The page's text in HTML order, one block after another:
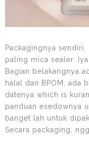
Packagingnya
paling mica sealer.
Bagian belakangnya
halal dan BPOM, ada
datenya which is
panduan esedownya
banget lah untuk
Secara packaging,